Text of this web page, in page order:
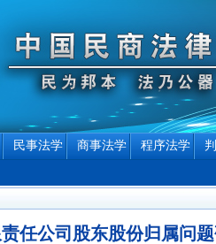
民事法学 商事法学 程序法学
任公司股东股份归属问